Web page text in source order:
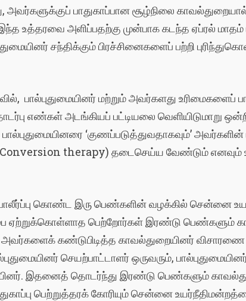
அவர்களுக்குப் பாதுகாப்பான சூழ்நிலை
உத்தரவை அளிப்பதற்கு முன்பாக கடந்த ஏப்ரல் மாதம்
சந்திக்கும் பிரச்சினைகளைப் பற்றி
மற்றும் அவர்களது உரிமைகளைப்
எண்கள் அடங்கியப் பட்டியலை வெளியிடுமாறு
‘குணப்படுத்துவதாகவும்’
(Conversion therapy) தடைசெய்ய வேண்டும்
கொண்ட இரு பெண்களின் வழக்கில் சென்னை
ஏற்றுக்கொள்ளாத பெற்றோர்கள் இரண்டு பெண்களும்
அவர்களைக் கண்டுபிடித்த காவல்துறையினர்
செயற்பாட்டாளர் ஒருவரும்,
இதனைத் தொடர்ந்து இரண்டு பெண்களும்
பெற்றுத்தரக் கோரியும் சென்னை